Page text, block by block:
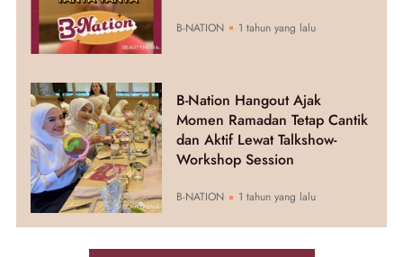
B-NATION 1 tahun yang lalu
B-Nation Hangout Ajak
Momen Ramadan Tetap Cantik
dan Aktif Lewat Talkshow-
Workshop Session
B-NATION 1 tahun yang lalu